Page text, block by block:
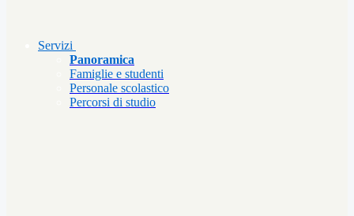
Servizi
Panoramica
Famiglie e studenti
Personale scolastico
Percorsi di studio